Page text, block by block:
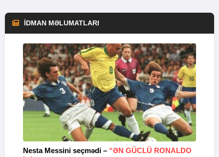
İDMAN MƏLUMATLARI
Nesta Messini seçmədi – “ƏN GÜCLÜ RONALDO